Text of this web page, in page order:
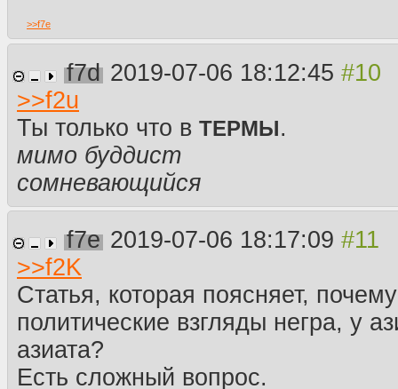
>>f7e
f7d 2019-07-06 18:12:45
>>f2u
Ты только что в ТЕРМЫ.
мимо буддист
сомневающийся
f7e 2019-07-06 18:17:09
>>f2K
Статья, которая поясняет,
политические взгляды негра, у
азиата?
Есть сложный вопрос.